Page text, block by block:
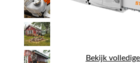
Bekijk